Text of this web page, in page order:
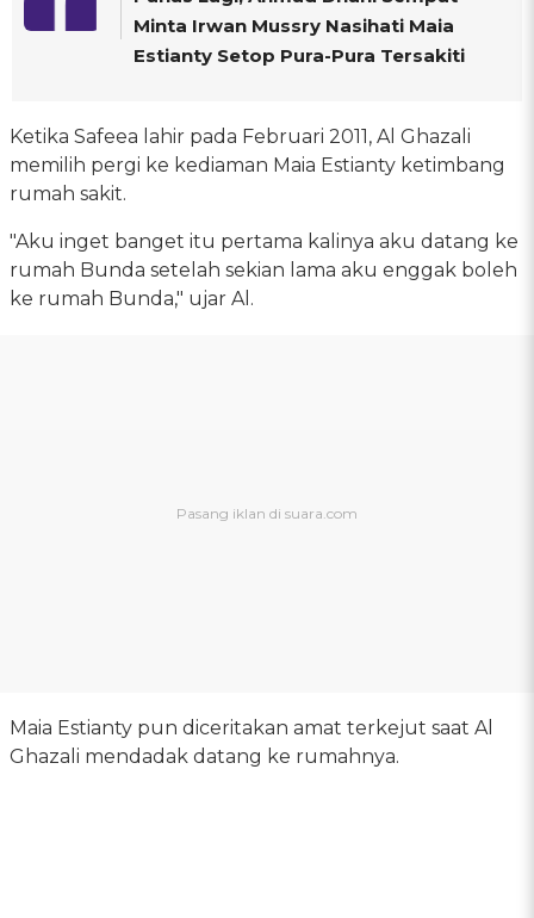
Minta Irwan Mussry Nasihati Maia
Estianty Setop Pura-Pura Tersakiti
Ketika Safeea lahir pada Februari 2011, Al Ghazali
memilih pergi ke kediaman Maia Estianty ketimbang
rumah sakit.
"Aku inget banget itu pertama kalinya aku datang ke
rumah Bunda setelah sekian lama aku enggak boleh
ke rumah Bunda," ujar Al.
Maia Estianty pun diceritakan amat terkejut saat Al
Ghazali mendadak datang ke rumahnya.